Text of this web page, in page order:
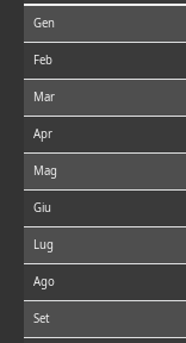
Gen
Feb
Mar
Apr
Mag
Giu
Lug
Ago
Set